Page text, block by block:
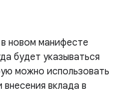
новом манифесте
будет указываться
можно использовать
вклада в